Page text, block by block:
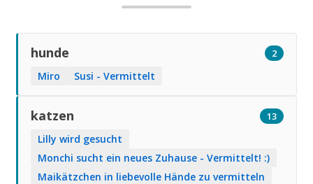
hunde 2
Miro Susi - Vermittelt
katzen 13
Lilly wird gesucht
Monchi sucht ein neues Zuhause - Vermittelt! :)
Maikätzchen in liebevolle Hände zu vermitteln